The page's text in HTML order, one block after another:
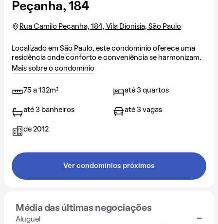
Peçanha, 184
Rua Camilo Peçanha, 184, Vila Dionisia, São Paulo
Localizado em São Paulo, este condomínio oferece uma
residência onde conforto e conveniência se harmonizam.
Mais sobre o condomínio
75 a 132m² até 3 quartos
até 3 banheiros até 3 vagas
de 2012
Ver condomínios próximos
Média das últimas negociações
Aluguel -